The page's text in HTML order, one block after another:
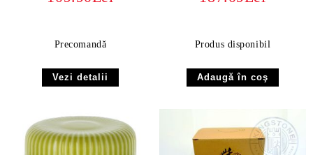
Precomandă
Vezi detalii
Glass 300 ml
Produs disponibil